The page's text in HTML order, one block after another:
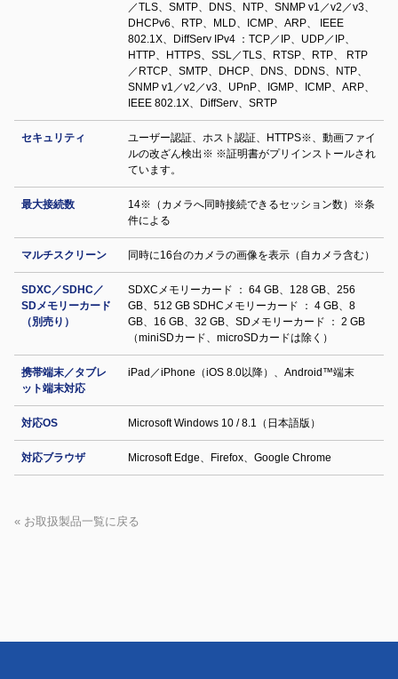
／TLS、SMTP、DNS、NTP、SNMP v1／v2／v3、
DHCPv6、RTP、MLD、ICMP、ARP、 IEEE
802.1X、DiffServ IPv4 ：TCP／IP、UDP／IP、
HTTP、HTTPS、SSL／TLS、RTSP、RTP、 RTP
／RTCP、SMTP、DHCP、DNS、DDNS、NTP、
SNMP v1／v2／v3、UPnP、IGMP、ICMP、ARP、
IEEE 802.1X、DiffServ、SRTP
セキュリティ
ユーザー認証、ホスト認証、HTTPS※、動画ファイ
ルの改ざん検出※ ※証明書がプリインストールされ
ています。
最大接続数
14※（カメラへ同時接続できるセッション数）※条
件による
マルチスクリーン 同時に16台のカメラの画像を表示（自カメラ含む）
SDXC／SDHC／
SDメモリーカード
（別売り）
SDXCメモリーカード ： 64 GB、128 GB、256
GB、512 GB SDHCメモリーカード ： 4 GB、8
GB、16 GB、32 GB、SDメモリーカード ： 2 GB
（miniSDカード、microSDカードは除く）
携帯端末／タブレ
ット端末対応
iPad／iPhone（iOS 8.0以降）、Android™端末
対応OS Microsoft Windows 10 / 8.1（日本語版）
対応ブラウザ Microsoft Edge、Firefox、Google Chrome
« お取扱製品一覧に戻る